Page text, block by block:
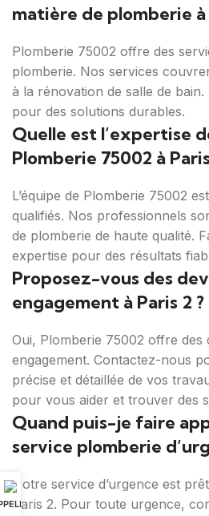
matière de plomberie à
Plomberie 75002 offre des
plomberie. Nos services
à la rénovation de salle de
pour des solutions durables.
Quelle est l’expertise
Plomberie 75002 à
L’équipe de Plomberie 75002
qualifiés. Nos professionnels
de plomberie de haute qualité.
expertise pour des résultats
Proposez-vous des
engagement à Paris 2 ?
Oui, Plomberie 75002 offre des
engagement. Contactez-nous
précise et détaillée de vos
pour vous aider et trouver des
Quand puis-je faire
service plomberie
Notre service d’urgence est
Paris 2. Pour toute urgence,